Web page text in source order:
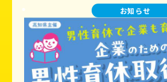
お知らせ